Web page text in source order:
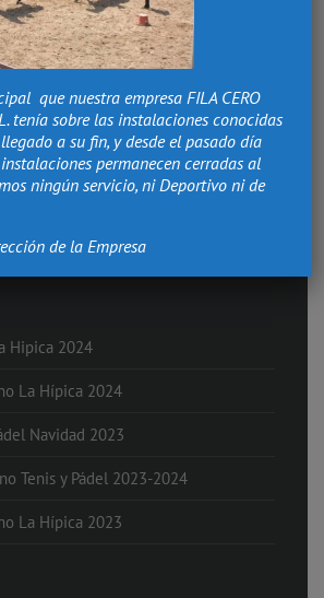
más importantes de tu vida,
Hipica 2024
La Hípica 2024
Navidad 2023
Tenis y Pádel 2023-2024
La Hípica 2023
que nuestra empresa FILA CERO
tenía sobre las instalaciones conocidas
a su fin, y desde el pasado día
permanecen cerradas al
ningún servicio, ni Deportivo ni de
de la Empresa